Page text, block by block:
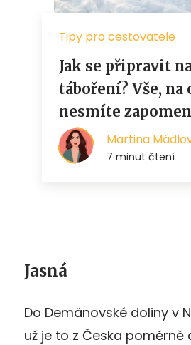
Jasná
Do Demänovské doliny v
už je to z Česka poměrně